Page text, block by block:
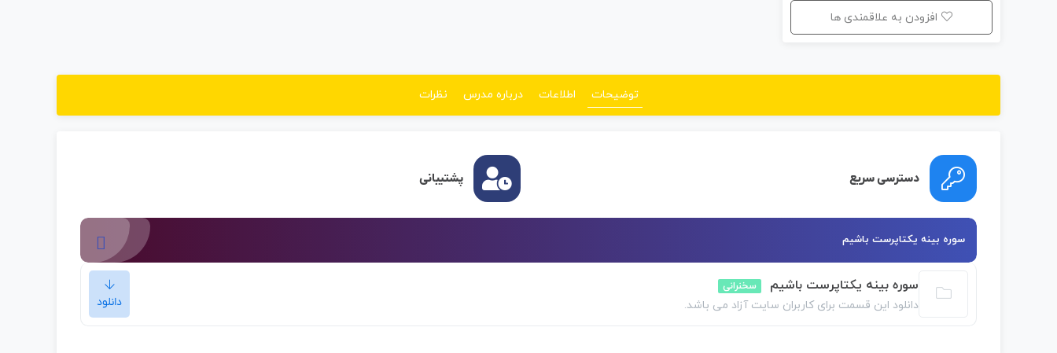
افزودن به علاقمندی ها
توضیحات اطلاعات درباره مدرس نظرات
دسترسی سریع پشتیبانی
سوره بینه یکتاپرست باشیم
سوره بینه یکتاپرست باشیم سخنرانی
دانلود این قسمت برای کاربران سایت آزاد می باشد. دانلود